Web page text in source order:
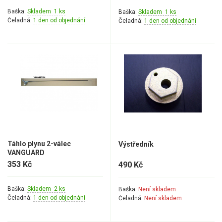
Elektrické čtyřkolky
Řetězové pily
Baška: Skladem 1 ks
Čeladná: 1 den od objednání
Baška: Skladem 1 ks
Čeladná: 1 den od objednání
Táhlo plynu 2-válec
VANGUARD
353 Kč
Baška: Skladem 2 ks
Čeladná: 1 den od objednání
Výstředník
490 Kč
Baška: Není skladem
Čeladná: Není skladem